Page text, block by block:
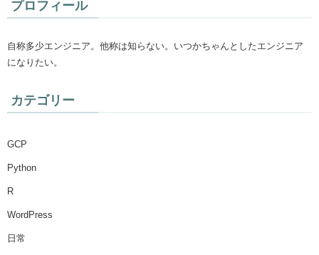
プロフィール
自称多少エンジニア。他称は知らない。いつかちゃんとしたエンジニア
になりたい。
カテゴリー
GCP
Python
R
WordPress
日常